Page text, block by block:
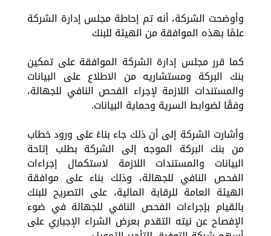
وأوضحت الشركة، أنه تم إحاطة مجلس إدارة الشركة
علمًا بهذه الموافقة من الهيئة للبنك
كما قرر مجلس إدارة الشركة الموافقة على تمكين
بنك البركة ومستشاريه من الاطلاع على البيانات
والمستندات اللازمة لإجراء الفحص النافي للجهالة،
وفقًا لضوابط السرية وحماية البيانات.
وأشارت الشركة إلى أن ذلك جاء بناءً على ورود خطاب
من بنك البركة الموجه إلى الشركة بطلب إتاحة
البيانات والمستندات اللازمة لاستكمال إجراءات
الفحص النافي للجهالة، وذلك بناء على موافقة
الهيئة العامة للرقابة المالية، على التصريح للبنك
بالقيام بإجراءات الفحص النافي للجهالة في ضوء
الإفصاح عن نيته التقدم بعرض الشراء الإجباري على